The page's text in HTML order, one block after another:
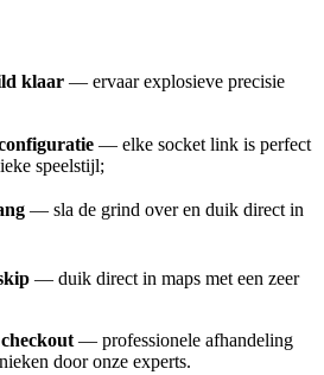
klaar — ervaar explosieve precisie
— elke socket link is perfect
speelstijl;
— sla de grind over en duik direct in
— duik direct in maps met een zeer
— professionele afhandeling
door onze experts.